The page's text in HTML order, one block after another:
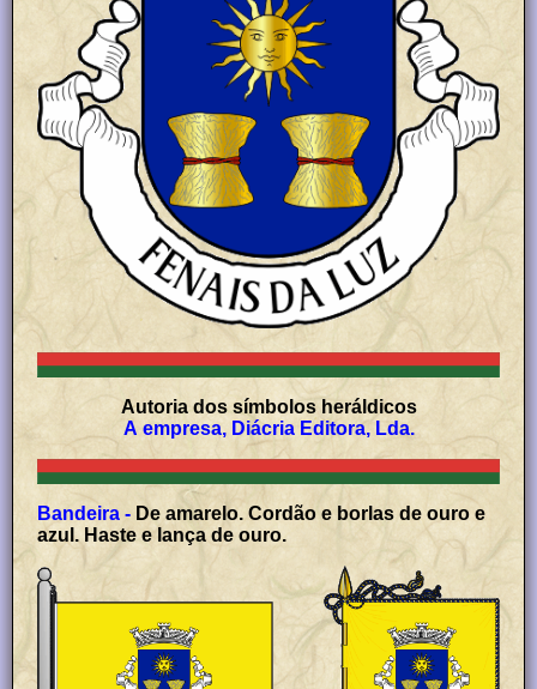
Autoria dos símbolos heráldicos
A empresa, Diácria Editora, Lda.
Bandeira - De amarelo. Cordão e borlas de ouro e
azul. Haste e lança de ouro.